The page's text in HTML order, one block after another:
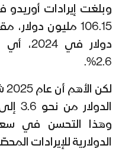
دولار
2.6%.
وهذا التحسن في
الدولارية للإيرادات